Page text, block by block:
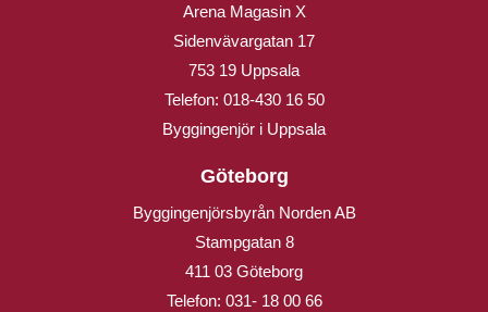
Arena Magasin X
Sidenvävargatan 17
753 19 Uppsala
Telefon: 018-430 16 50
Byggingenjör i Uppsala
Göteborg
Byggingenjörsbyrån Norden AB
Stampgatan 8
411 03 Göteborg
Telefon: 031- 18 00 66